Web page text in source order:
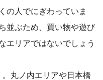
の人でにぎわっていま
並ぶため、買い物や遊び
エリアではないでしょう
丸ノ内エリアや日本橋